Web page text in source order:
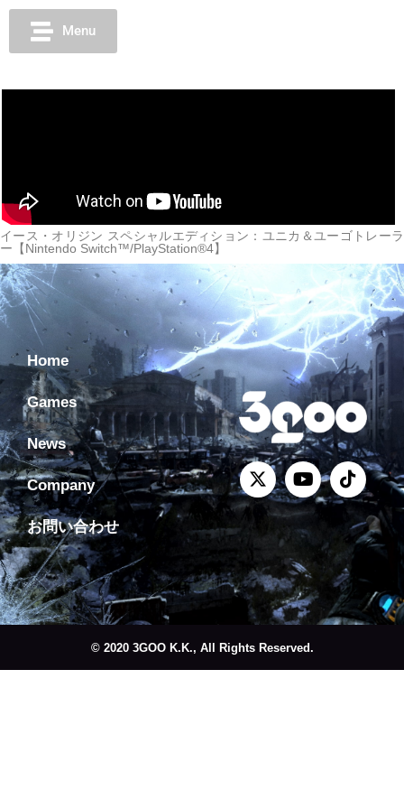
Menu
イース・オリジン スペシャルエディション：ユニカ＆ユーゴトレーラ
ー【Nintendo Switch™/PlayStation®4】
Home
Games
News
Company
お問い合わせ
© 2020 3GOO K.K., All Rights Reserved.